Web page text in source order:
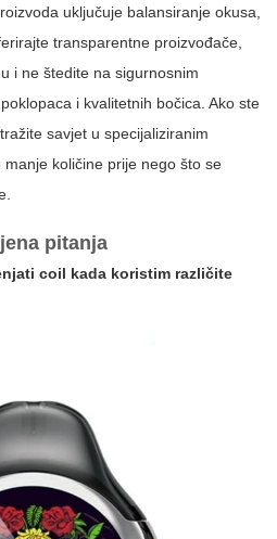
uključuje balansiranje okusa,
transparentne proizvođače,
i ne štedite na sigurnosnim
i kvalitetnih bočica. Ako ste
savjet u specijaliziranim
količine prije nego što se
pitanja
coil kada koristim različite